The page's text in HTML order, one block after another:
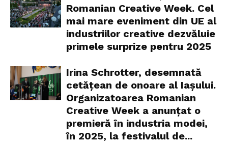
Romanian Creative Week. Cel
mai mare eveniment din UE al
industriilor creative dezvăluie
primele surprize pentru 2025
Irina Schrotter, desemnată
cetățean de onoare al Iașului.
Organizatoarea Romanian
Creative Week a anunțat o
premieră în industria modei,
în 2025, la festivalul de...